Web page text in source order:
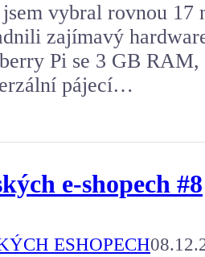
vybral rovnou
zajímavý
Pi se 3 GB
pájecí…
e-shopech #8
ESHOPECH